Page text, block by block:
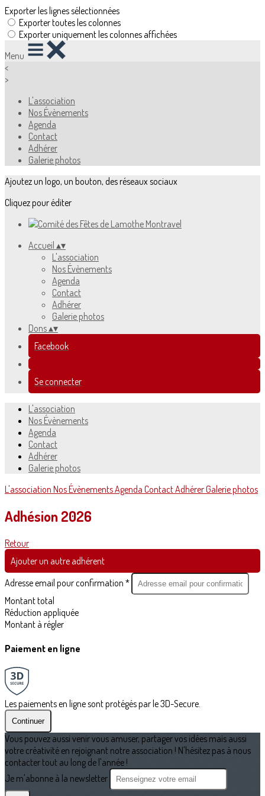
Exporter les lignes sélectionnées
Exporter toutes les colonnes
Exporter uniquement les colonnes affichées
Menu
<
>
L'association
Nos Évènements
Agenda
Contact
Adhérer
Galerie photos
Ajoutez un logo, un bouton, des réseaux sociaux
Cliquez pour éditer
Accueil ▴▾
L'association
Nos Évènements
Agenda
Contact
Adhérer
Galerie photos
Dons▴▾
Facebook
Se connecter
L'association
Nos Évènements
Agenda
Contact
Adhérer
Galerie photos
L'association Nos ÉvènementsAgenda ContactAdhérerGalerie photos
Adhésion 2026
Retour
Ajouter un autre adhérent
Adresse email pour confirmation *
Montant total
Réduction appliquée
Montant à régler
Paiement en ligne
Les paiements en ligne sont protégés par le 3D-Secure.
Continuer
Vous pouvez aussi venir vous amuser, partager vos idées mais aussi
votre créativité en rejoignant notre association ! N'hésitez pas à nous
contacter tout au long de l'année !
Je m'abonne à la newsletter